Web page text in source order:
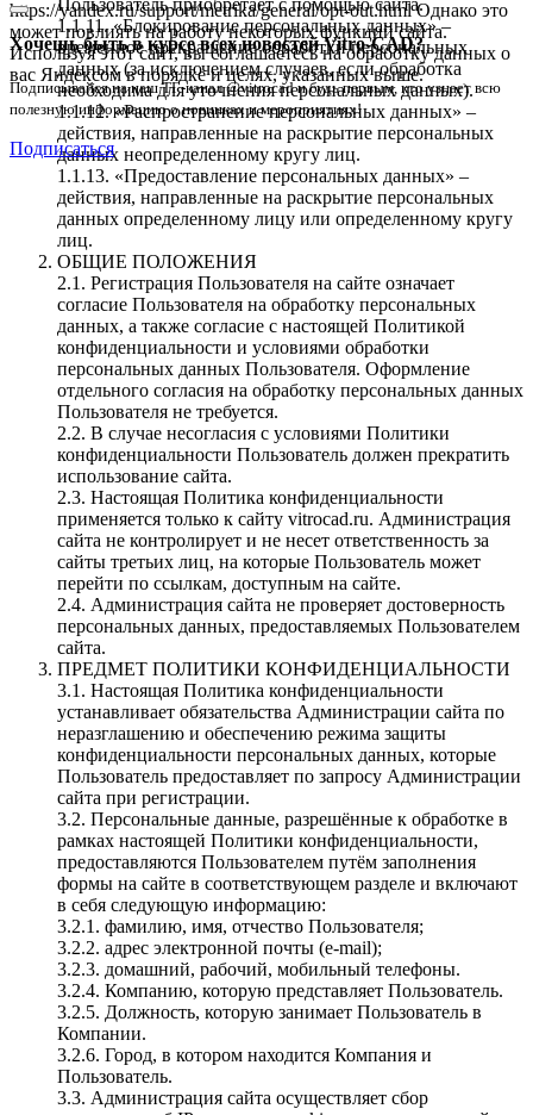
1.1.11. «Блокирование персональных данных» –
временное прекращение обработки персональных
данных (за исключением случаев, если обработка
необходима для уточнения персональных данных).
1.1.12. «Распространение персональных данных» –
действия, направленные на раскрытие персональных
данных неопределенному кругу лиц.
1.1.13. «Предоставление персональных данных» –
действия, направленные на раскрытие персональных
данных определенному лицу или определенному кругу
лиц.
ОБЩИЕ ПОЛОЖЕНИЯ
2.1. Регистрация Пользователя на сайте означает
согласие Пользователя на обработку персональных
данных, а также согласие с настоящей Политикой
конфиденциальности и условиями обработки
персональных данных Пользователя. Оформление
отдельного согласия на обработку персональных данных
Пользователя не требуется.
2.2. В случае несогласия с условиями Политики
конфиденциальности Пользователь должен прекратить
использование сайта.
2.3. Настоящая Политика конфиденциальности
применяется только к сайту vitrocad.ru. Администрация
сайта не контролирует и не несет ответственность за
сайты третьих лиц, на которые Пользователь может
перейти по ссылкам, доступным на сайте.
2.4. Администрация сайта не проверяет достоверность
персональных данных, предоставляемых Пользователем
сайта.
ПРЕДМЕТ ПОЛИТИКИ КОНФИДЕНЦИАЛЬНОСТИ
3.1. Настоящая Политика конфиденциальности
устанавливает обязательства Администрации сайта по
неразглашению и обеспечению режима защиты
конфиденциальности персональных данных, которые
Пользователь предоставляет по запросу Администрации
сайта при регистрации.
3.2. Персональные данные, разрешённые к обработке в
рамках настоящей Политики конфиденциальности,
предоставляются Пользователем путём заполнения
формы на сайте в соответствующем разделе и включают
в себя следующую информацию:
3.2.1. фамилию, имя, отчество Пользователя;
3.2.2. адрес электронной почты (e-mail);
3.2.3. домашний, рабочий, мобильный телефоны.
3.2.4. Компанию, которую представляет Пользователь.
3.2.5. Должность, которую занимает Пользователь в
Компании.
3.2.6. Город, в котором находится Компания и
Пользователь.
3.3. Администрация сайта осуществляет сбор
https://yandex.ru/support/metrika/general/opt-out.html Однако это
может повлиять на работу некоторых функций сайта.
Используя этот сайт, вы соглашаетесь на обработку данных о
вас Яндексом в порядке и целях, указанных выше.
Хочешь быть в курсе всех новостей Vitro-CAD?
Подписывайся на наш ТГ-канал @vitrocad и будь первым, кто узнает всю
полезную информацию о новинках и мероприятиях!
Подписаться